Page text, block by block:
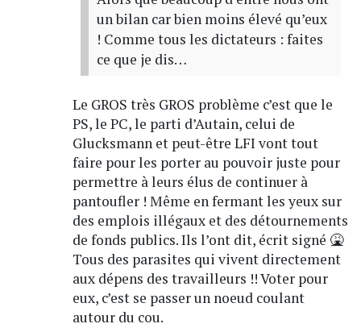
un bilan car bien moins élevé qu’eux
! Comme tous les dictateurs : faites
ce que je dis…
Le GROS très GROS problème c’est que le
PS, le PC, le parti d’Autain, celui de
Glucksmann et peut-être LFI vont tout
faire pour les porter au pouvoir juste pour
permettre à leurs élus de continuer à
pantoufler ! Même en fermant les yeux sur
des emplois illégaux et des détournements
de fonds publics. Ils l’ont dit, écrit signé 🤮
Tous des parasites qui vivent directement
aux dépens des travailleurs !! Voter pour
eux, c’est se passer un noeud coulant
autour du cou.